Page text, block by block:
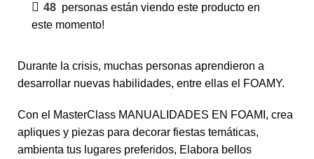
48 personas están viendo este producto en
este momento!
Durante la crisis, muchas personas aprendieron a
desarrollar nuevas habilidades, entre ellas el FOAMY.
Con el MasterClass MANUALIDADES EN FOAMI, crea
apliques y piezas para decorar fiestas temáticas,
ambienta tus lugares preferidos, Elabora bellos